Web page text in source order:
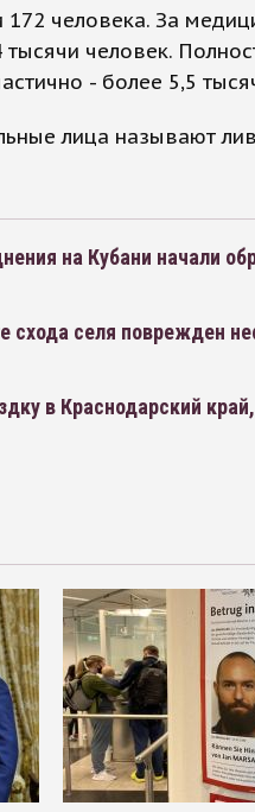
человека. За
человек.
- более 5,5
лица называют
на Кубани начали
схода селя поврежден
в Краснодарский